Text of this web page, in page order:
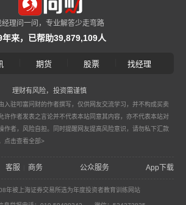
经理问一问，专业解答少走弯路
年来，已帮助39,879,109人
期货 股票 找经理
理财有风险，投资需谨慎
入驻叩富问财的作者撰写，仅供网友交流学习，并不构成买卖
许作者发表之言论并不代表本站同意其内容，亦不代表本站对
作者，风险自担。同时提醒网友提高风险意识，请勿私下汇款
点击查看全部>
客服 商务 公众服务 App下载
年被上海证券交易所选为年度投资者教育训练网站